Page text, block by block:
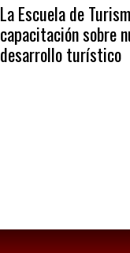
La Escuela de
capacitación sobre
desarrollo turístico